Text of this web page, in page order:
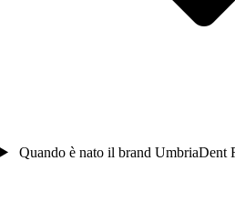
Quando è nato il brand UmbriaDent